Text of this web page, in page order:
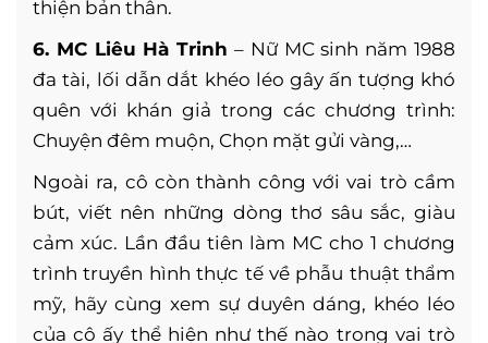
thiện bản thân.
6. MC Liêu Hà Trinh – Nữ MC sinh năm 1988
đa tài, lối dẫn dắt khéo léo gây ấn tượng khó
quên với khán giả trong các chương trình:
Chuyện đêm muộn, Chọn mặt gửi vàng,…
Ngoài ra, cô còn thành công với vai trò cầm
bút, viết nên những dòng thơ sâu sắc, giàu
cảm xúc. Lần đầu tiên làm MC cho 1 chương
trình truyền hình thực tế về phẫu thuật thẩm
mỹ, hãy cùng xem sự duyên dáng, khéo léo
của cô ấy thể hiện như thế nào trong vai trò